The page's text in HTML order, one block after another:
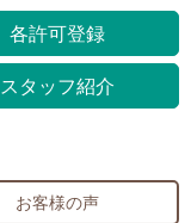
各許可登録
スタッフ紹介
お客様の声